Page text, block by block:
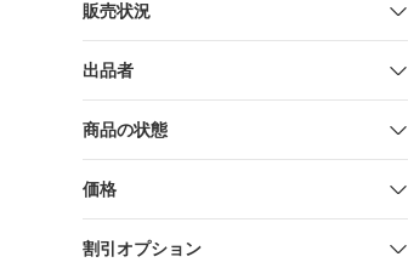
販売状況
出品者
商品の状態
価格
割引オプション